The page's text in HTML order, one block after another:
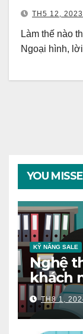
TH5 12, 2023
Làm thế nào
Ngoại hình,
YOU
KỸ NĂNG SALE
Nghệ
khách
TH8 1,